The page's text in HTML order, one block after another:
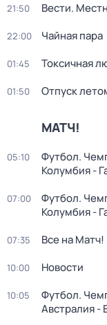
21:50 Вести.
22:00 Чайная пара
01:45 Токсичная
01:50 Отпуск
МАТЧ!
05:10
Футбол.
Колумбия -
07:00
Футбол.
Колумбия -
07:35 Все на Матч!
10:00 Новости
10:05
Футбол.
Австралия -